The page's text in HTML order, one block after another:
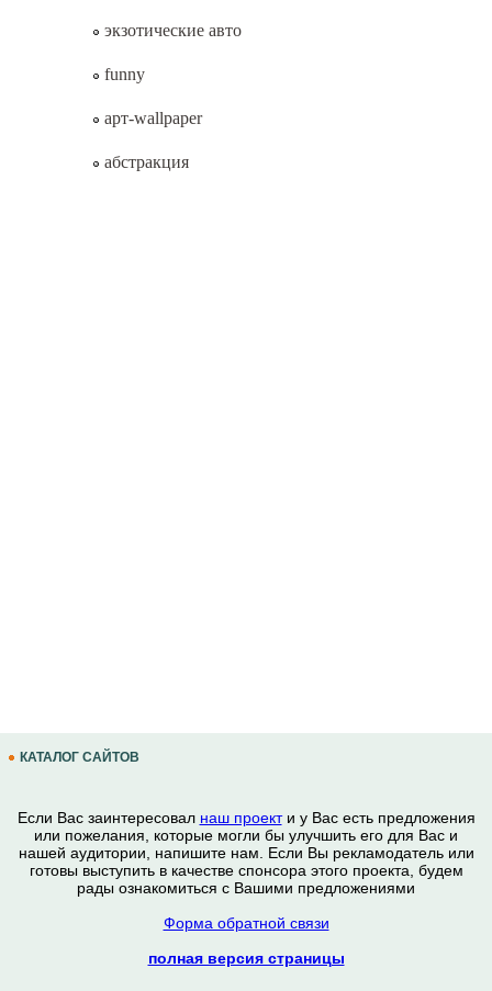
экзотические авто
funny
арт-wallpaper
абстракция
КАТАЛОГ САЙТОВ
Если Вас заинтересовал наш проекти у Вас есть предложения
или пожелания, которые могли бы улучшить его для Вас и
нашей аудитории, напишите нам. Если Вы рекламодатель или
готовы выступить в качестве спонсора этого проекта, будем
рады ознакомиться с Вашими предложениями
Форма обратной связи
полная версия страницы